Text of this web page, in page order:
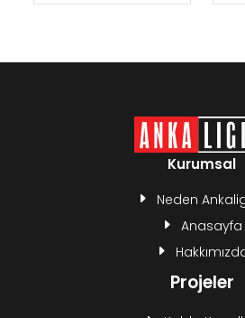
Kurumsal
Neden
Anasayfa
Projeler